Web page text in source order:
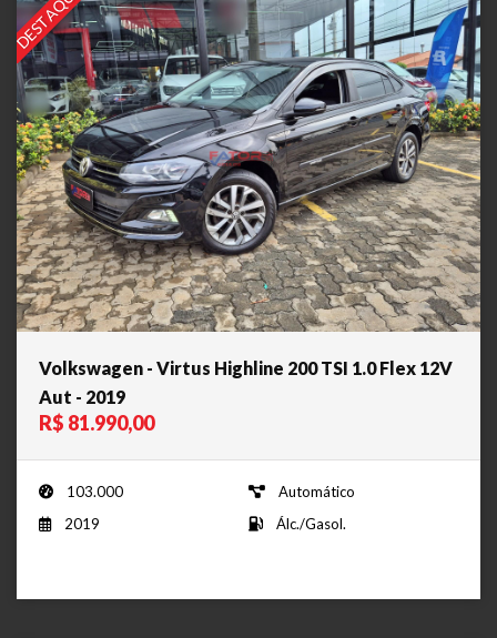
DESTAQUE
Volkswagen - Virtus Highline 200 TSI 1.0 Flex 12V
Aut - 2019
R$ 81.990,00
103.000
Automático
2019
Álc./Gasol.